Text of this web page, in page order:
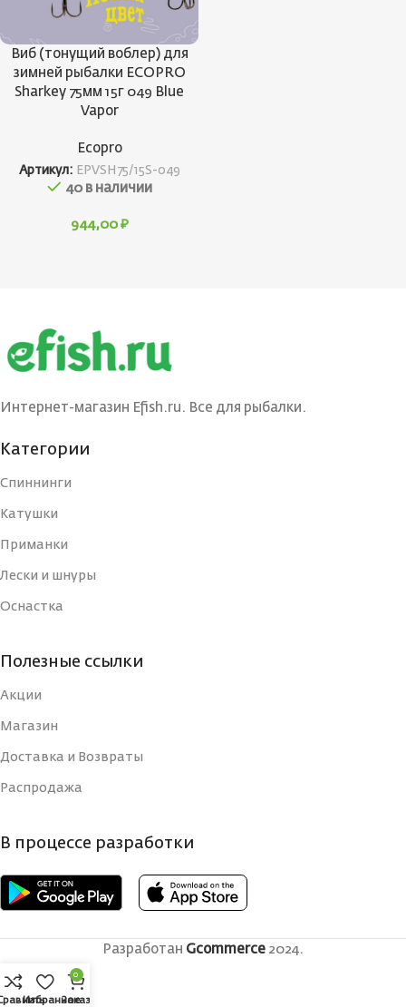
Виб (тонущий воблер) для
зимней рыбалки ECOPRO
Sharkey 75мм 15г 049 Blue
Vapor
Ecopro
Артикул: EPVSH75/15S-049
40 в наличии
944,00 ₽
Интернет-магазин Efish.ru. Все для рыбалки.
Категории
Спиннинги
Катушки
Приманки
Лески и шнуры
Оснастка
Полезные ссылки
Акции
Магазин
Доставка и Возвраты
Распродажа
В процессе разработки
Разработан Gcommerce 2024.
Избранное
0
Заказ